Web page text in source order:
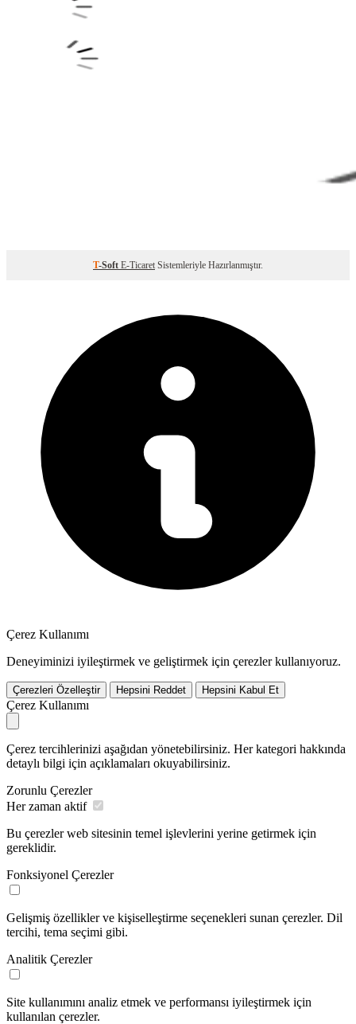
T-Soft E-Ticaret Sistemleriyle Hazırlanmıştır.
Çerez Kullanımı
Deneyiminizi iyileştirmek ve geliştirmek için çerezler kullanıyoruz.
Çerezleri Özelleştir Hepsini Reddet Hepsini Kabul Et
Çerez Kullanımı
Çerez tercihlerinizi aşağıdan yönetebilirsiniz. Her kategori hakkında
detaylı bilgi için açıklamaları okuyabilirsiniz.
Zorunlu Çerezler
Her zaman aktif
Bu çerezler web sitesinin temel işlevlerini yerine getirmek için
gereklidir.
Fonksiyonel Çerezler
Gelişmiş özellikler ve kişiselleştirme seçenekleri sunan çerezler. Dil
tercihi, tema seçimi gibi.
Analitik Çerezler
Site kullanımını analiz etmek ve performansı iyileştirmek için
kullanılan çerezler.